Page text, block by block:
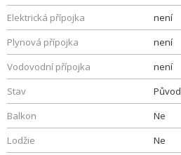
Elektrická přípojka
není
Plynová přípojka
není
Vodovodní přípojka
není
Stav
Balkon
Ne
Lodžie
Ne